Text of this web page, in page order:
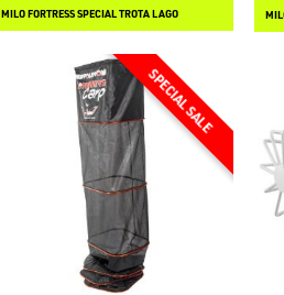
MILO FORTRESS SPECIAL TROTA LAGO